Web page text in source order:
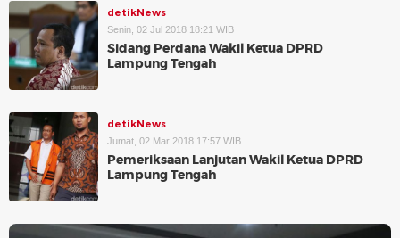
detikNews
Senin, 02 Jul 2018 18:21 WIB
Sidang Perdana Wakil Ketua DPRD
Lampung Tengah
detikNews
Jumat, 02 Mar 2018 17:57 WIB
Pemeriksaan Lanjutan Wakil Ketua DPRD
Lampung Tengah